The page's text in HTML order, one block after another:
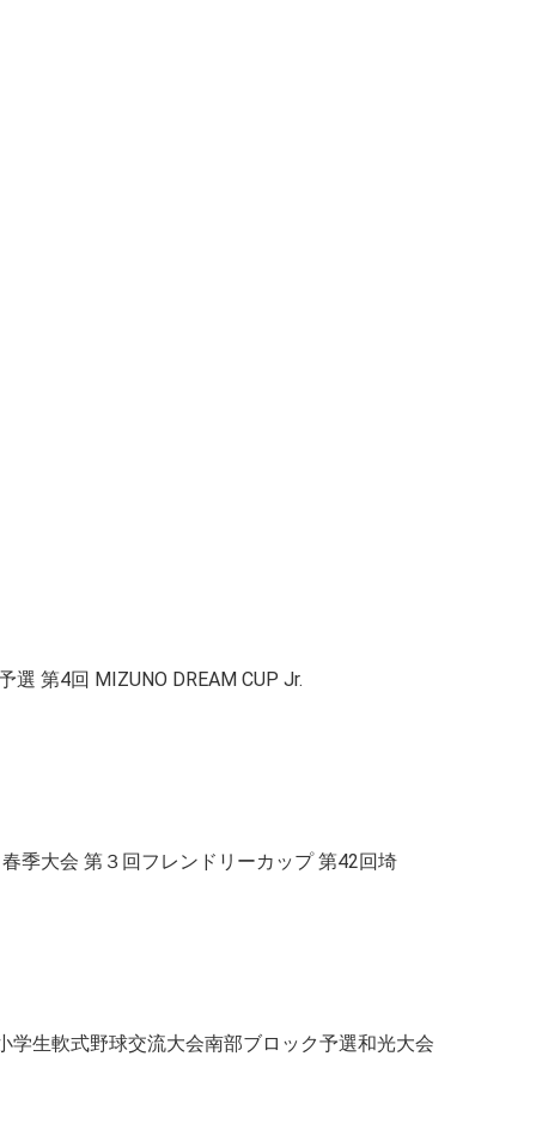
第4回 MIZUNO DREAM CUP Jr.
季大会 第３回フレンドリーカップ 第42回埼
生軟式野球交流大会南部ブロック予選和光大会